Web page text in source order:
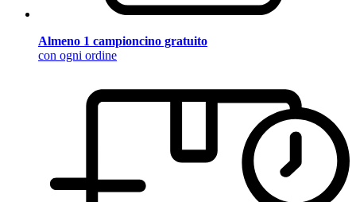
Almeno 1 campioncino gratuito
con ogni ordine